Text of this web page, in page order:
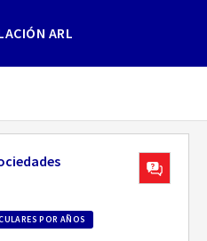
ARL
POR AÑOS